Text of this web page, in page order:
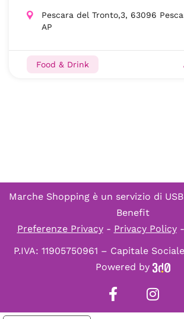
Pescara del Tronto,3, 63096
AP
Food & Drink
Marche Shopping è un servizio di
Benefit
Preferenze Privacy- Privacy Policy-
P.IVA: 11905750961 – Capitale
Powered by